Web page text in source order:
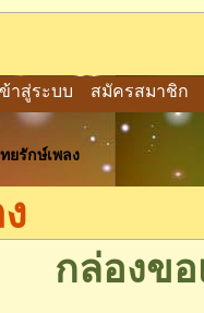
ข้าสู่ระบบ สมัครสมาชิก
ยรักษ์เพลง
กล่องขอ